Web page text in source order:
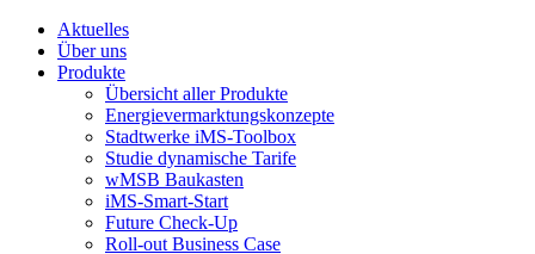
Aktuelles
Über uns
Produkte
Übersicht aller Produkte
Energievermarktungskonzepte
Stadtwerke iMS-Toolbox
Studie dynamische Tarife
wMSB Baukasten
iMS-Smart-Start
Future Check-Up
Roll-out Business Case